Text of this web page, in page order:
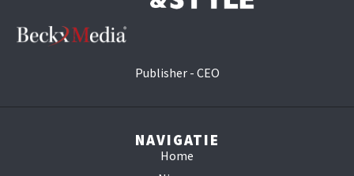
Publisher - CEO
NAVIGATIE
Home